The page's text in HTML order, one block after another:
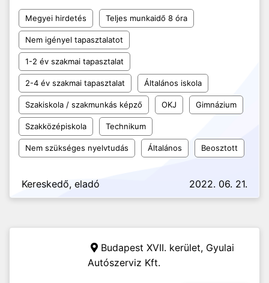
Megyei hirdetés Teljes munkaidő 8 óra
Nem igényel tapasztalatot
1-2 év szakmai tapasztalat
2-4 év szakmai tapasztalat Általános iskola
Szakiskola / szakmunkás képző OKJ Gimnázium
Szakközépiskola Technikum
Nem szükséges nyelvtudás Általános Beosztott
Kereskedő, eladó 2022. 06. 21.
Budapest XVII. kerület, Gyulai
Autószerviz Kft.